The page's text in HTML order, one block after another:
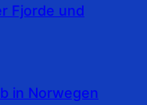
Fjorde und
in Norwegen